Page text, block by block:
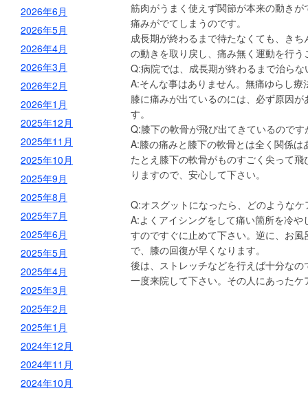
筋肉がうまく使えず関節が本来の動き
痛みがでてしまうのです。
成長期が終わるまで待たなくても、き
の動きを取り戻し、痛み無く運動を行う
Q:病院では、成長期が終わるまで治ら
A:そんな事はありません。無痛ゆらし
膝に痛みが出ているのには、必ず原因
す。
Q:膝下の軟骨が飛び出てきているので
A:膝の痛みと膝下の軟骨とは全く関係は
たとえ膝下の軟骨がものすごく尖って
りますので、安心して下さい。
Q:オスグットになったら、どのような
A:よくアイシングをして痛い箇所を冷
すのですぐに止めて下さい。逆に、お
で、膝の回復が早くなります。
後は、ストレッチなどを行えば十分な
一度来院して下さい。その人にあった
2026年6月
2026年5月
2026年4月
2026年3月
2026年2月
2026年1月
2025年12月
2025年11月
2025年10月
2025年9月
2025年8月
2025年7月
2025年6月
2025年5月
2025年4月
2025年3月
2025年2月
2025年1月
2024年12月
2024年11月
2024年10月